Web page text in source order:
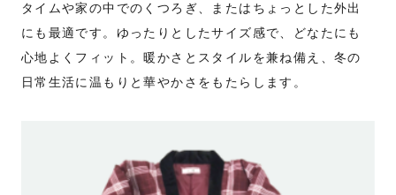
タイムや家の中でのくつろぎ、またはちょっとした外出
にも最適です。ゆったりとしたサイズ感で、どなたにも
心地よくフィット。暖かさとスタイルを兼ね備え、冬の
日常生活に温もりと華やかさをもたらします。